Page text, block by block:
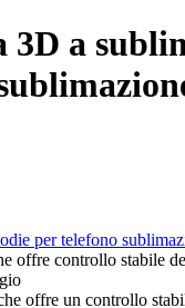
a
per telefono
offre controllo stabile